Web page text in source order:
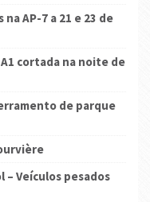
AP-7 a 21 e 23 de
cortada na noite de
de parque
– Veículos pesados